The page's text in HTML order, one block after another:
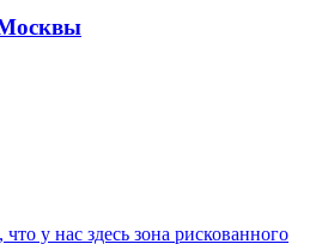
у нас здесь зона рискованного